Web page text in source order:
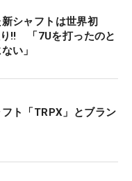
シャフトは世界初
り‼ 「7Uを打ったのと
ない」
ト「TRPX」とブラン